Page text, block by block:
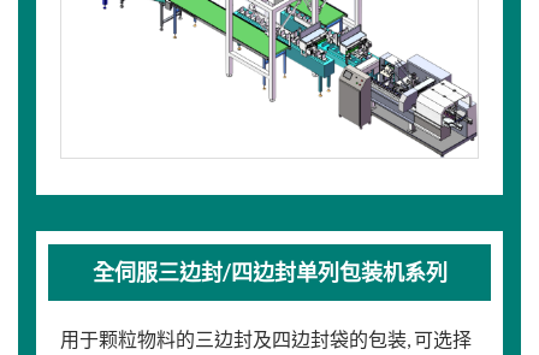
全伺服三边封/四边封单列包装机系列
用于颗粒物料的三边封及四边封袋的包装, 可选择